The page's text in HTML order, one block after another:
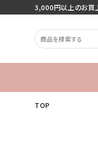
3,000円以上のお買
TOP